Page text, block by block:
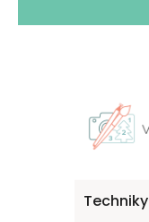
Techniky